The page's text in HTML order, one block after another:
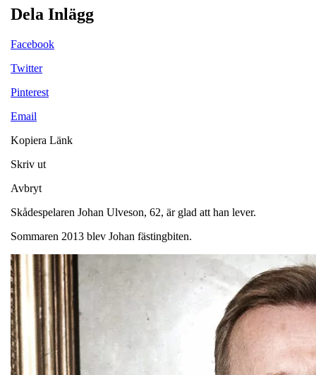
Dela Inlägg
Facebook
Twitter
Pinterest
Email
Kopiera Länk
Skriv ut
Avbryt
Skådespelaren Johan Ulveson, 62, är glad att han lever.
Sommaren 2013 blev Johan fästingbiten.